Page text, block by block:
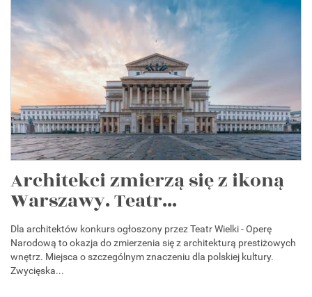
Architekci zmierzą się z ikoną
Warszawy. Teatr...
Dla architektów konkurs ogłoszony przez Teatr Wielki - Operę
Narodową to okazja do zmierzenia się z architekturą prestiżowych
wnętrz. Miejsca o szczególnym znaczeniu dla polskiej kultury.
Zwycięska...